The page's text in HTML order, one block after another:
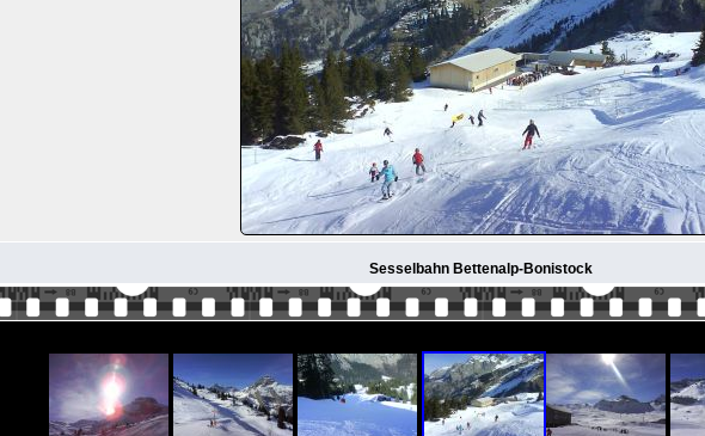
Sesselbahn Bettenalp-Bonistock